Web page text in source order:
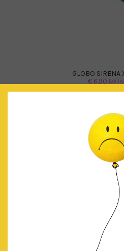
GLOBO
€ 6.90 IVA